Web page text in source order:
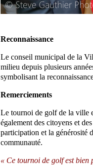
Reconnaissance
Le conseil municipal de la
milieu depuis plusieurs
symbolisant la
Remerciements
Le tournoi de golf de la ville
également des citoyens et
participation et la générosité
communauté.
« Ce tournoi de golf est bien